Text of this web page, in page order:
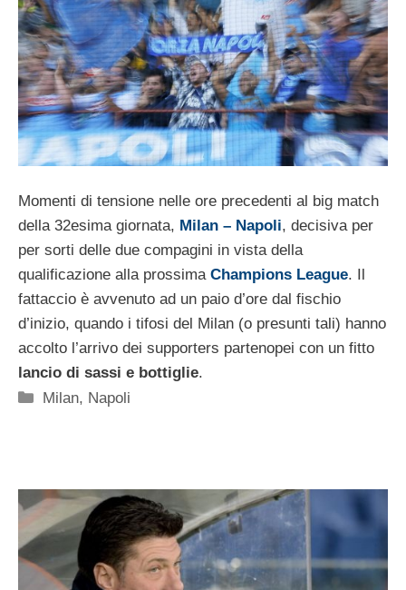
Momenti di tensione nelle ore precedenti al big match
della 32esima giornata, Milan – Napoli, decisiva per
per sorti delle due compagini in vista della
qualificazione alla prossima Champions League. Il
fattaccio è avvenuto ad un paio d’ore dal fischio
d’inizio, quando i tifosi del Milan (o presunti tali) hanno
accolto l’arrivo dei supporters partenopei con un fitto
lancio di sassi e bottiglie.
Categorie
Milan, Napoli